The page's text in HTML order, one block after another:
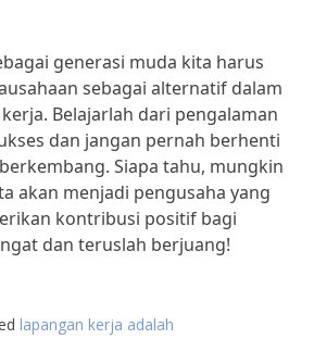
generasi muda kita harus
sebagai alternatif dalam
Belajarlah dari pengalaman
dan jangan pernah berhenti
Siapa tahu, mungkin
akan menjadi pengusaha yang
kontribusi positif bagi
dan teruslah berjuang!
lapangan kerja adalah